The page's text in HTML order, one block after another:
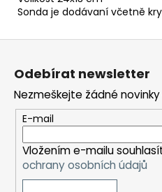
Sonda je dodávaní včetně
THE
2
990
Kč
Z
Odebírat newsletter
Nezmeškejte žádné
E-mail
Vložením e-mailu
ochrany osobních údajů